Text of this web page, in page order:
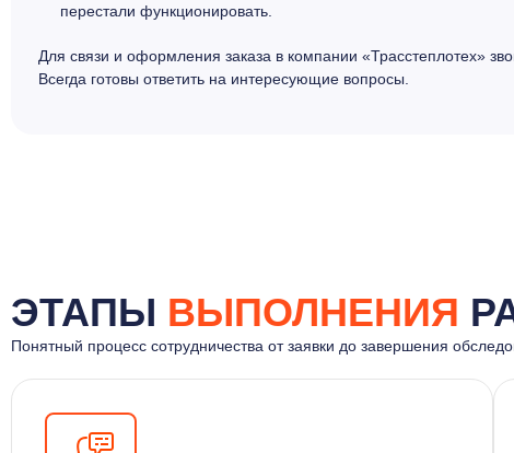
перестали функционировать.
Для связи и оформления заказа в компании «Трасстеплотех»
Всегда готовы ответить на интересующие вопросы.
ЭТАПЫ ВЫПОЛНЕНИЯ
Понятный процесс сотрудничества от заявки до завершения